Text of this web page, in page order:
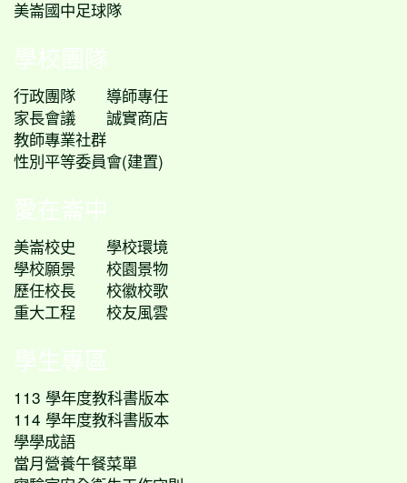
美崙國中足球隊
學校團隊
行政團隊
導師專任
家長會議
誠實商店
教師專業社群
性別平等委員會(建置)
愛在崙中
美崙校史
學校環境
學校願景
校園景物
歷任校長
校徽校歌
重大工程
校友風雲
學生專區
113 學年度教科書版本
114 學年度教科書版本
學學成語
當月營養午餐菜單